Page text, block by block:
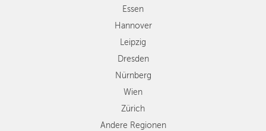
Zürich
Andere
Regionen
Essen
Hannover
Leipzig
Dresden
Nürnberg
Wien
Zürich
Andere Regionen